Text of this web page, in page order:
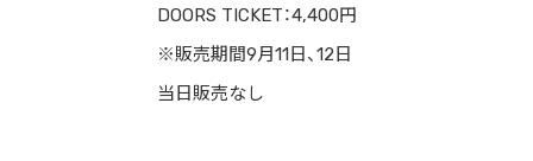
DOORS TICKET：4,400円
※販売期間9月11日、12日
当日販売なし